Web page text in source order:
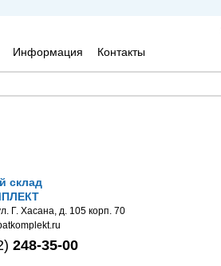
Информация Контакты
склад
Г. Хасана, д. 105 корп. 70
248-35-00